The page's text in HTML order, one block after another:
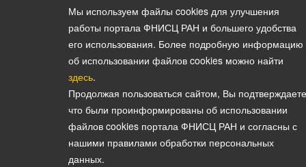
Мы используем файлы cookies для улучшения
работы портала ФНИСЦ РАН и большего удобства
его использования. Более подробную информацию
об использовании файлов cookies можно найти
здесь.
Продолжая пользоваться сайтом, Вы
что были проинформированы об использовании
файлов cookies портала ФНИСЦ РАН и согласны с
нашими правилами обработки персональных
данных.